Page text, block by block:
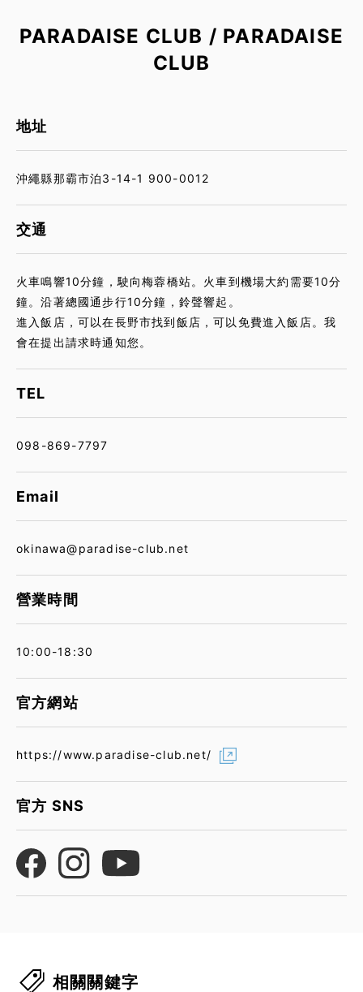
PARADAISE CLUB / PARADAISE
CLUB
地址
沖繩縣那霸市泊3-14-1 900-0012
交通
火車鳴響10分鐘，駛向梅蓉橋站。火車到機場大約需要10分
鐘。沿著總國通步行10分鐘，鈴聲響起。
進入飯店，可以在長野市找到飯店，可以免費進入飯店。我
會在提出請求時通知您。
TEL
098-869-7797
Email
okinawa@paradise-club.net
營業時間
10:00-18:30
官方網站
https://www.paradise-club.net/
官方 SNS
相關關鍵字